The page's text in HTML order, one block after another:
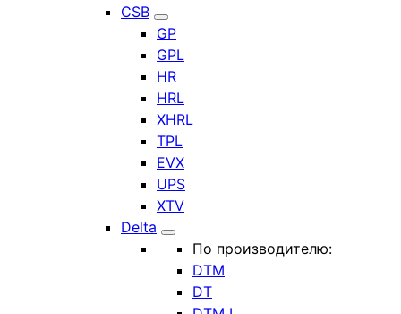
CSB
GP
GPL
HR
HRL
XHRL
TPL
EVX
UPS
XTV
Delta
По производителю:
DTM
DT